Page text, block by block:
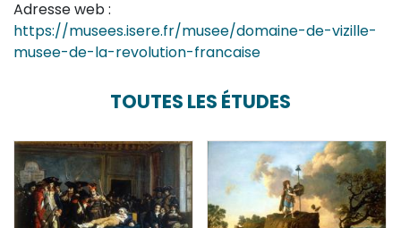
Adresse web :
https://musees.isere.fr/musee/domaine-de-vizille-
musee-de-la-revolution-francaise
TOUTES LES ÉTUDES